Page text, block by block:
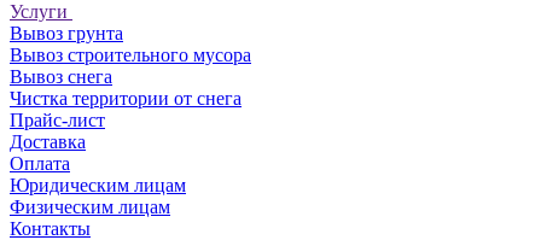
Услуги
Вывоз грунта
Вывоз строительного мусора
Вывоз снега
Чистка территории от снега
Прайс-лист
Доставка
Оплата
Юридическим лицам
Физическим лицам
Контакты